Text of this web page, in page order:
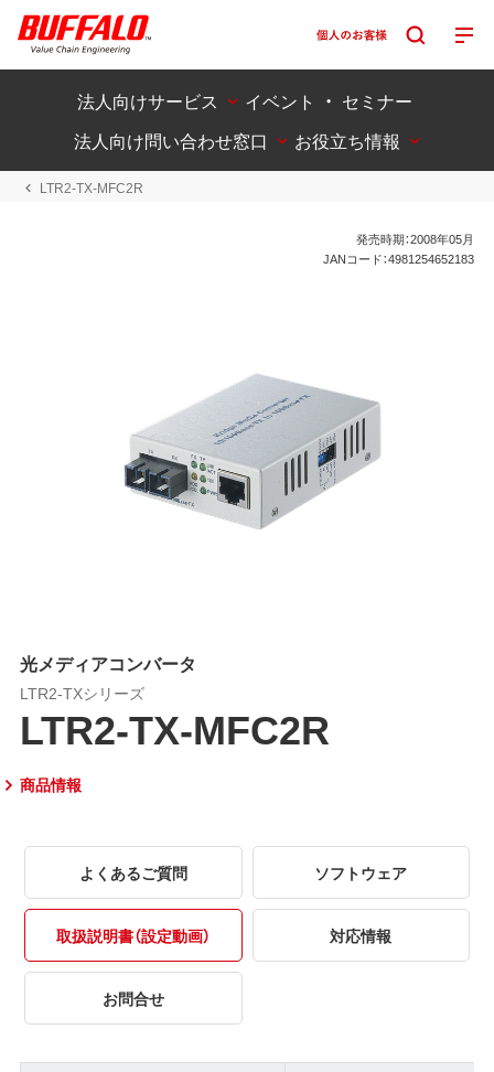
法人向けサービス
イベント ・ セミナー
法人向け問い合わせ窓口
お役立ち情報
LTR2-TX-MFC2R
発売時期：2008年05月
JANコード：4981254652183
光メディアコンバータ
LTR2-TXシリーズ
LTR2-TX-MFC2R
商品情報
よくあるご質問 ソフトウェア
取扱説明書（設定動画） 対応情報
お問合せ